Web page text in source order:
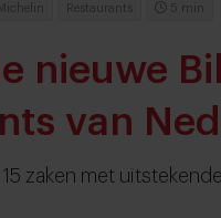
Michelin Restaurants 5 min
nieuwe
van
zaken met